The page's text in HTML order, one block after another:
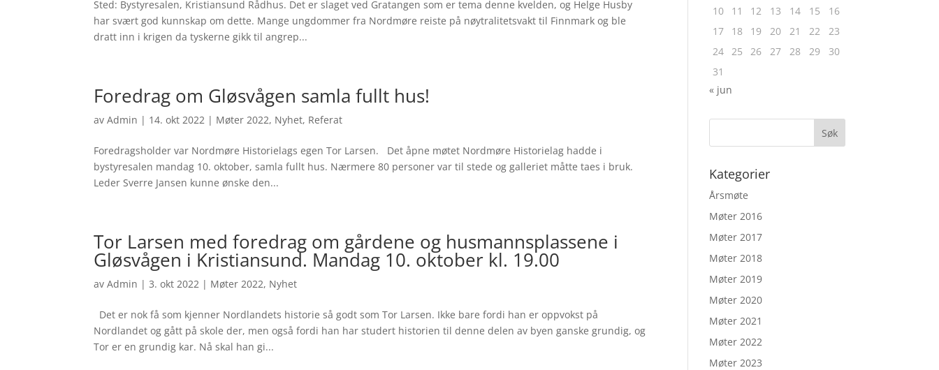
Sted: Bystyresalen, Kristiansund Rådhus. Det er slaget ved Gratangen som er tema denne kvelden, og Helge Husby
har svært god kunnskap om dette. Mange ungdommer fra Nordmøre reiste på nøytralitetsvakt til Finnmark og ble
dratt inn i krigen da tyskerne gikk til angrep...
Foredrag om Gløsvågen samla fullt hus!
avAdmin | 14. okt 2022 | Møter 2022, Nyhet, Referat
Foredragsholder var Nordmøre Historielags egen Tor Larsen. Det åpne møtet Nordmøre Historielag hadde i
bystyresalen mandag 10. oktober, samla fullt hus. Nærmere 80 personer var til stede og galleriet måtte taes i bruk.
Leder Sverre Jansen kunne ønske den...
Tor Larsen med foredrag om gårdene og husmannsplassene i
Gløsvågen i Kristiansund. Mandag 10. oktober kl. 19.00
avAdmin |3. okt 2022 | Møter 2022, Nyhet
Det er nok få som kjenner Nordlandets historie så godt som Tor Larsen. Ikke bare fordi han er oppvokst på
Nordlandet og gått på skole der, men også fordi han har studert historien til denne delen av byen ganske grundig, og
Tor er en grundig kar. Nå skal han gi...
10
11 12 13 14 15
16
17
18 19 20 21 22
23
24 25 26 27 28 29
30
31
« jun
Kategorier
Årsmøte
Møter 2016
Møter 2017
Møter 2018
Møter 2019
Møter 2020
Møter 2021
Møter 2022
Møter 2023